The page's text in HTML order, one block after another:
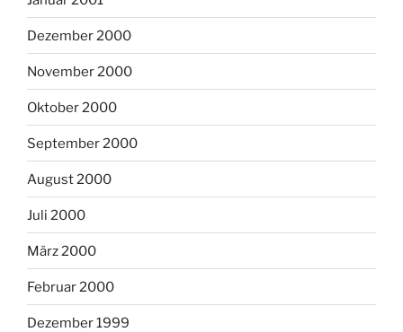
Dezember 2000
November 2000
Oktober 2000
September 2000
August 2000
Juli 2000
März 2000
Februar 2000
Dezember 1999